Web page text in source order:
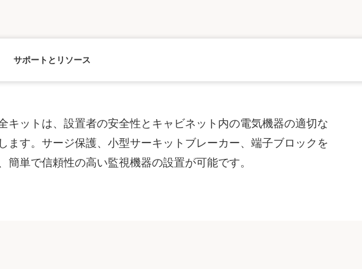
サポートとリソース
キットは、設置者の安全性とキャビネット内の電気機器の適切な
ます。サージ保護、小型サーキットブレーカー、端子ブロックを
簡単で信頼性の高い監視機器の設置が可能です。